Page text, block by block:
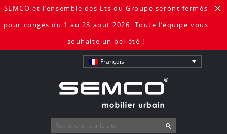
SEMCO et l’ensemble des Ets du Groupe seront fermés
pour congés du 1 au 23 aout 2026. Toute l’équipe vous
souhaite un bel été !
X
Français